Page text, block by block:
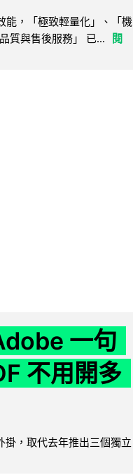
能，「極致輕量化」、「機
質與售後服務」 已...
閱
一句
不用開多
，取代去年推出三個獨立